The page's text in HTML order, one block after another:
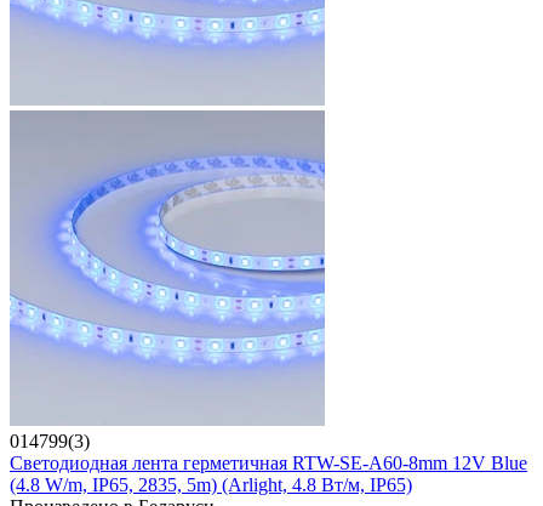
014799(3)
Светодиодная лента герметичная RTW-SE-A60-8mm 12V Blue
(4.8 W/m, IP65, 2835, 5m) (Arlight, 4.8 Вт/м, IP65)